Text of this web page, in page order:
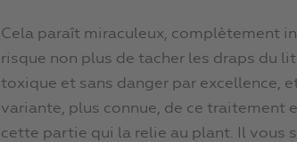
Cela paraît miraculeux, complètement
risque non plus de tacher les draps du
toxique et sans danger par excellence,
variante, plus connue, de ce traitement
cette partie qui la relie au plant. Il vous